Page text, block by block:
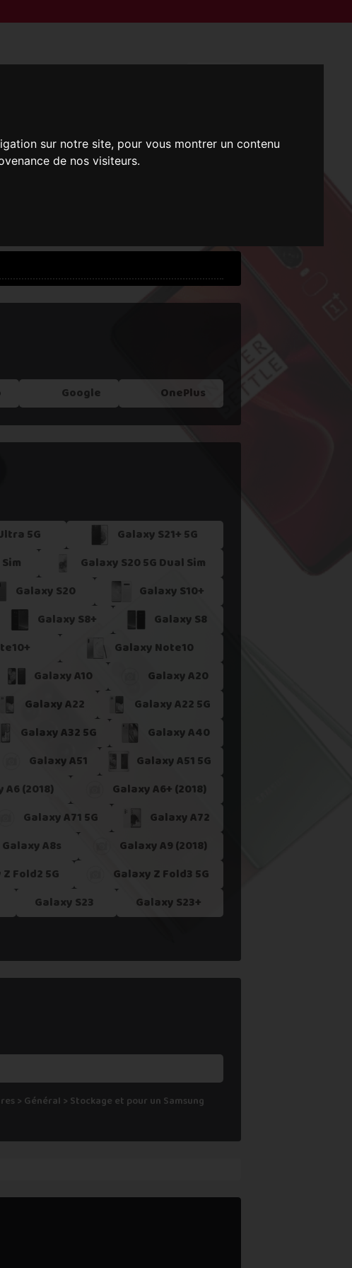
sur notre site, pour vous montrer un contenu
de nos visiteurs.
!
nous ne le reprenons actuellement pas.
Google OnePlus
5G
Galaxy S21+ 5G
Galaxy S20 5G Dual Sim
Galaxy S20
Galaxy S10+
Galaxy S8+
Galaxy S8
Galaxy Note10
Galaxy A10
Galaxy A20
Galaxy A22
Galaxy A22 5G
Galaxy A32 5G
Galaxy A40
Galaxy A51
Galaxy A51 5G
A6 (2018)
Galaxy A6+ (2018)
Galaxy A71 5G
Galaxy A72
Galaxy A8s
Galaxy A9 (2018)
Fold2 5G
Galaxy Z Fold3 5G
Galaxy S23 Galaxy S23+
> Général > Stockage et pour un Samsung